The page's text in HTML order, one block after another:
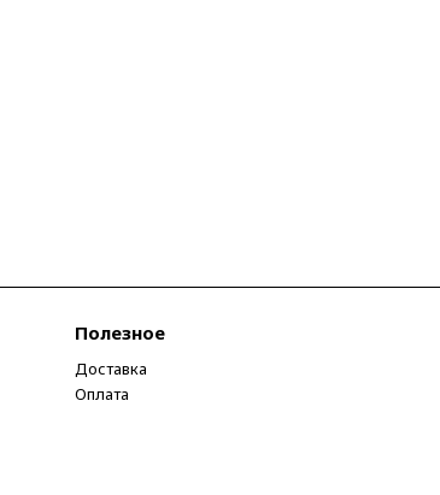
Полезное
Доставка
Оплата